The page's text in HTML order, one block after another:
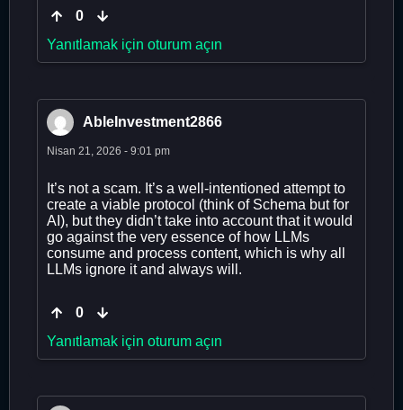
0
Yanıtlamak için oturum açın
AbleInvestment2866
Nisan 21, 2026 - 9:01 pm
It’s not a scam. It’s a well-intentioned attempt to
create a viable protocol (think of Schema but for
AI), but they didn’t take into account that it would
go against the very essence of how LLMs
consume and process content, which is why all
LLMs ignore it and always will.
0
Yanıtlamak için oturum açın